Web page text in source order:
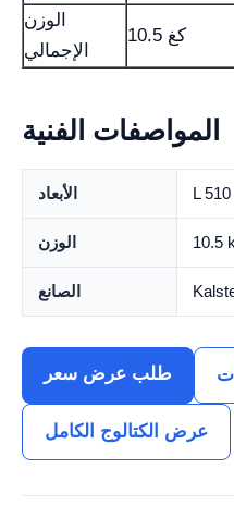
الوزن
الإجمالي
10.5 كغ
المواصفات الفنية
الأبعاد L
الوزن 10.5
الصانع
طلب عرض سعر
عرض الكتالوج الكامل